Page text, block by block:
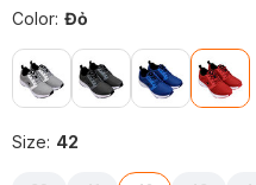
Color: Đỏ
Size: 42